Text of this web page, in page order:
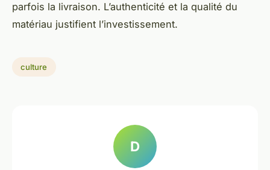
parfois la livraison. L’authenticité et la qualité du
matériau justifient l’investissement.
culture
D